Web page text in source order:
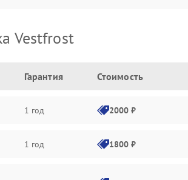
Vestfrost
Гарантия Стоимость
1 год 2000 ₽
1 год 1800 ₽